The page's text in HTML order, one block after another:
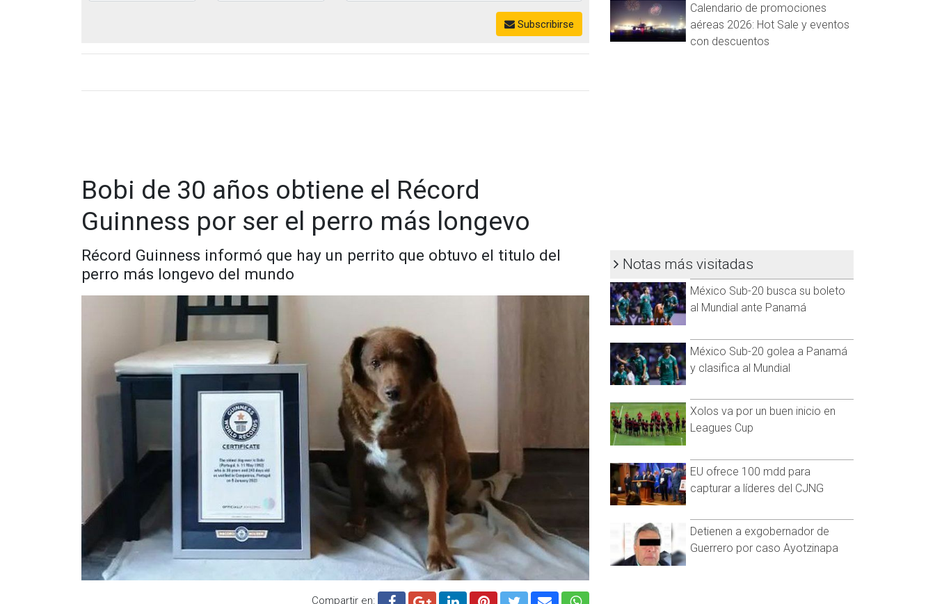
Subscribirse
Bobi de 30 años obtiene el Récord
Guinness por ser el perro más longevo
Récord Guinness informó que hay un perrito que obtuvo el titulo del
perro más longevo del mundo
Compartir en:
Calendario de promociones
aéreas 2026: Hot Sale y eventos
con descuentos
Notas más visitadas
México Sub-20 busca su boleto
al Mundial ante Panamá
México Sub-20 golea a Panamá
y clasifica al Mundial
Xolos va por un buen inicio en
Leagues Cup
EU ofrece 100 mdd para
capturar a líderes del CJNG
Detienen a exgobernador de
Guerrero por caso Ayotzinapa